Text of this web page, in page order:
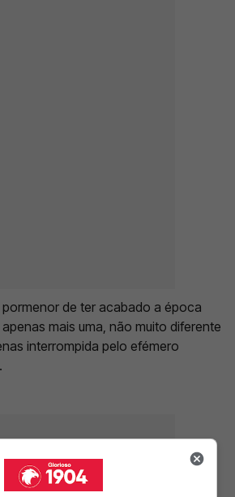
de ter acabado a época
mais uma, não muito diferente
interrompida pelo efémero